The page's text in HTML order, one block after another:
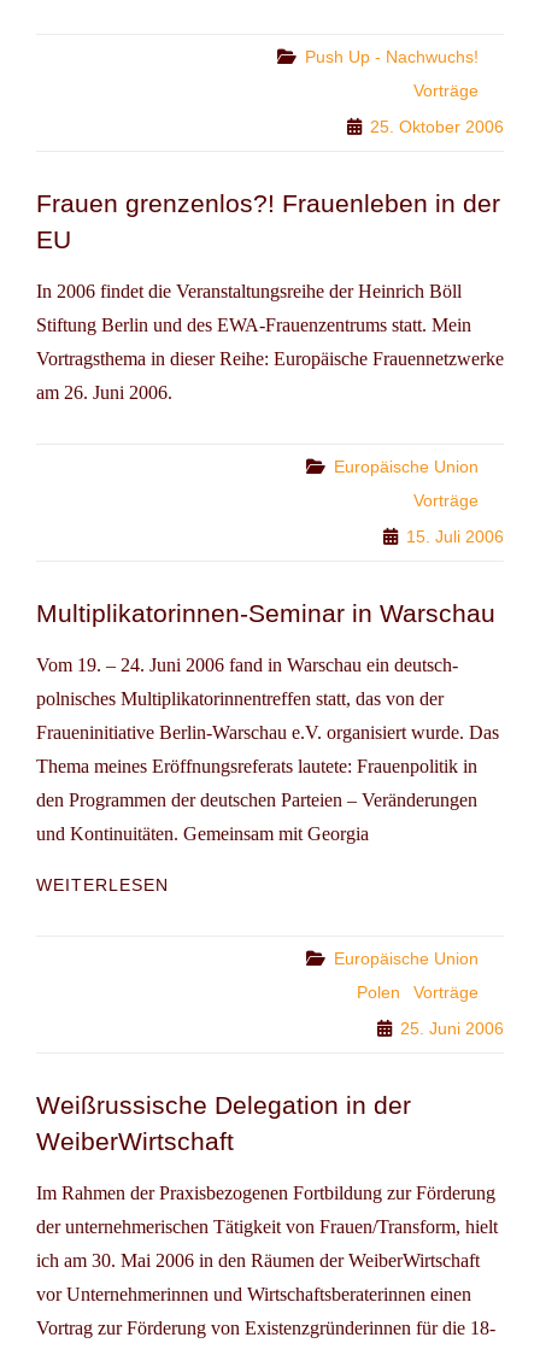
Categories
Push Up - Nachwuchs!
Vorträge
25. Oktober 2006
Frauen grenzenlos?! Frauenleben in der
EU
In 2006 findet die Veranstaltungsreihe der Heinrich Böll
Stiftung Berlin und des EWA-Frauenzentrums statt. Mein
Vortragsthema in dieser Reihe: Europäische Frauennetzwerke
am 26. Juni 2006.
Categories
Europäische Union
Vorträge
15. Juli 2006
Multiplikatorinnen-Seminar in Warschau
Vom 19. – 24. Juni 2006 fand in Warschau ein deutsch-
polnisches Multiplikatorinnentreffen statt, das von der
Fraueninitiative Berlin-Warschau e.V. organisiert wurde. Das
Thema meines Eröffnungsreferats lautete: Frauenpolitik in
den Programmen der deutschen Parteien – Veränderungen
und Kontinuitäten. Gemeinsam mit Georgia
WEITERLESEN
Categories
Europäische Union
Polen
Vorträge
25. Juni 2006
Weißrussische Delegation in der
WeiberWirtschaft
Im Rahmen der Praxisbezogenen Fortbildung zur Förderung
der unternehmerischen Tätigkeit von Frauen/Transform, hielt
ich am 30. Mai 2006 in den Räumen der WeiberWirtschaft
vor Unternehmerinnen und Wirtschaftsberaterinnen einen
Vortrag zur Förderung von Existenzgründerinnen für die 18-